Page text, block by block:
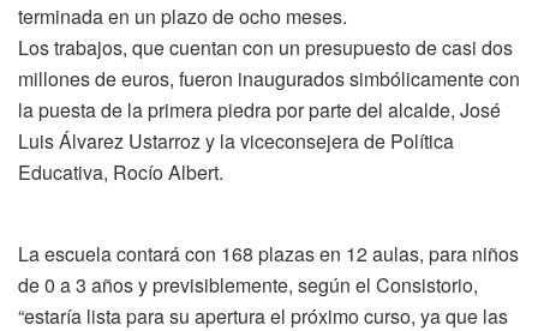
terminada en un plazo de ocho meses.
Los trabajos, que cuentan con un presupuesto de casi dos
millones de euros, fueron inaugurados simbólicamente con
la puesta de la primera piedra por parte del alcalde, José
Luis Álvarez Ustarroz y la viceconsejera de Política
Educativa, Rocío Albert.
La escuela contará con 168 plazas en 12 aulas, para niños
de 0 a 3 años y previsiblemente, según el Consistorio,
“estaría lista para su apertura el próximo curso, ya que las